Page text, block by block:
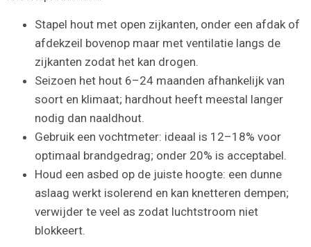
Stapel hout met open zijkanten, onder een afdak of
afdekzeil bovenop maar met ventilatie langs de
zijkanten zodat het kan drogen.
Seizoen het hout 6–24 maanden afhankelijk van
soort en klimaat; hardhout heeft meestal langer
nodig dan naaldhout.
Gebruik een vochtmeter: ideaal is 12–18% voor
optimaal brandgedrag; onder 20% is acceptabel.
Houd een asbed op de juiste hoogte: een dunne
aslaag werkt isolerend en kan knetteren dempen;
verwijder te veel as zodat luchtstroom niet
blokkeert.